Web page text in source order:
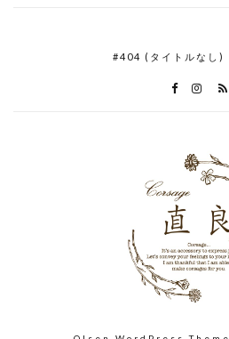
#404 (タイトルなし)